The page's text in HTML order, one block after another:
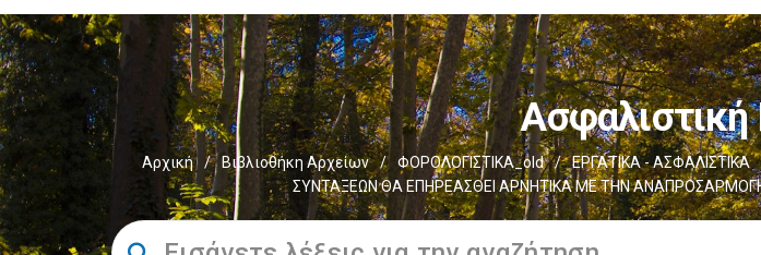
Αρχική / Βιβλιοθήκη Αρχείων / ΦΟΡΟΛΟΓΙΣΤΙΚΑ_old / ΕΡΓΑΤΙΚΑ - ΑΣΦΑΛΙΣΤΙΚΑ
ΣΥΝΤΑΞΕΩΝ ΘΑ ΕΠΗΡΕΑΣΘΕΙ ΑΡΝΗΤΙΚΑ ΜΕ ΤΗΝ